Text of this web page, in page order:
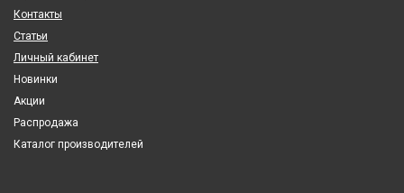
Контакты
Статьи
Личный кабинет
Новинки
Акции
Распродажа
Каталог производителей